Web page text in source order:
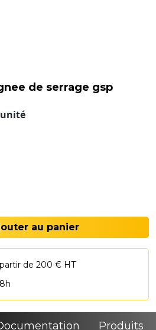
de serrage gsp
de serrage GSP.
au panier
de 200 € HT
Produits